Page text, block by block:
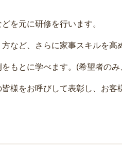
を元に研修を行います。
など、さらに家事スキルを高
もとに学べます。(希望者のみ
様をお呼びして表彰し、お客